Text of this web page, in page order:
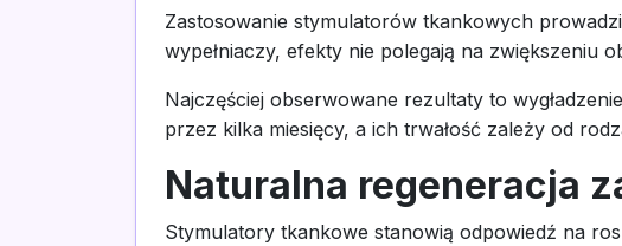
Zastosowanie stymulatorów tkankowych
wypełniaczy, efekty nie polegają na zwiększeniu
Najczęściej obserwowane rezultaty to
przez kilka miesięcy, a ich trwałość zależy od
Naturalna regeneracja
Stymulatory tkankowe stanowią odpowiedź na